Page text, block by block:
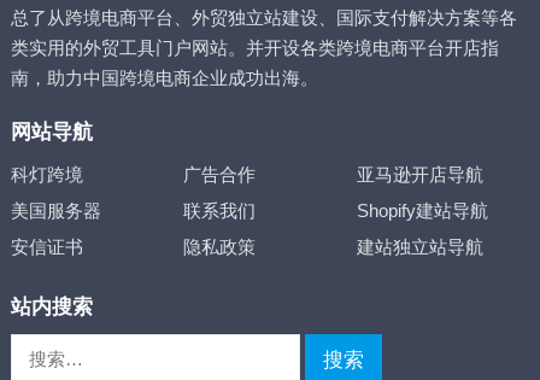
总了从跨境电商平台、外贸独立站建设、国际支付解决方案等各
类实用的外贸工具门户网站。并开设各类跨境电商平台开店指
南，助力中国跨境电商企业成功出海。
网站导航
科灯跨境 广告合作
亚马逊开店导航
美国服务器
联系我们
Shopify建站导航
安信证书
隐私政策 建站独立站导航
站内搜索